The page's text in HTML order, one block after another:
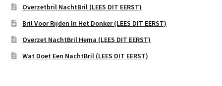
Overzetbril NachtBril (LEES DIT EERST)
Bril Voor Rijden In Het Donker (LEES DIT EERST)
Overzet NachtBril Hema (LEES DIT EERST)
Wat Doet Een NachtBril (LEES DIT EERST)